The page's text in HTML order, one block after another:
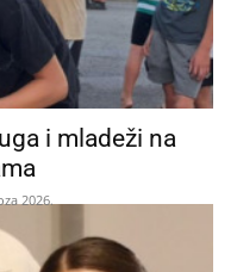
i mladeži na
2026.